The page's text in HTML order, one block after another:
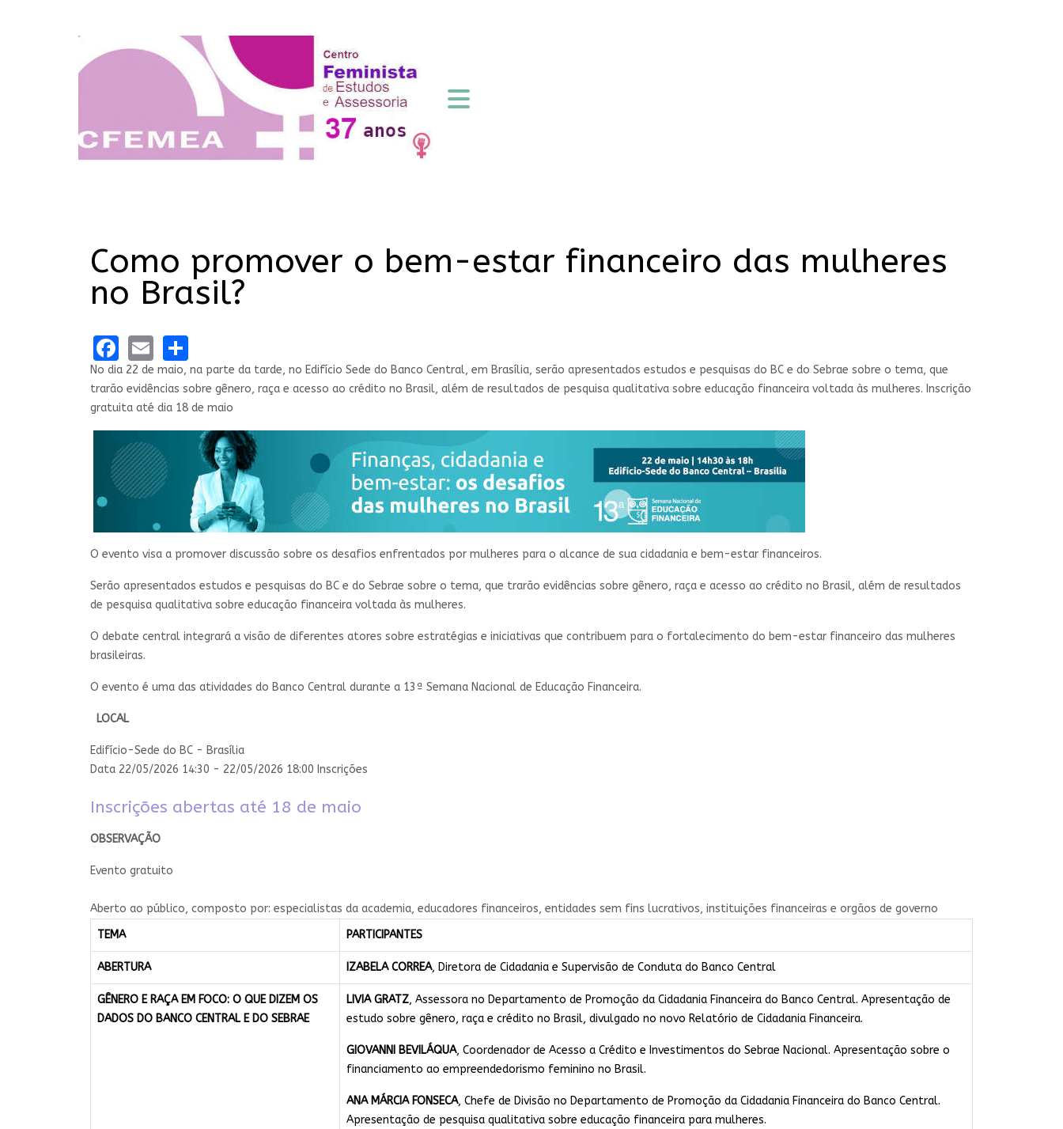
Como promover o bem-estar financeiro das mulheres
no Brasil?
Facebook
Email
No dia 22 de maio, na parte da tarde, no Edifício Sede do Banco Central, em Brasília, serão apresentados​ estudos e pesquisas do BC e do Sebrae sobre o tema, que
trarão evidências sobre gênero, raça e acesso ao crédito no Brasil, além de resultados de pesquisa qualitativa sobre educação financeira voltada às mulheres. Inscrição
gratuita até dia 18 de maio
O evento visa a promover discussão sobre os desafios enfrentados por mulheres para o alcance de sua cidadania e bem-estar financeiros.
Serão apresentados​ estudos e pesquisas do BC e do Sebrae sobre o tema, que trarão evidências sobre gênero, raça e acesso ao crédito no Brasil, além de resultados
de pesquisa qualitativa sobre educação financeira voltada às mulheres.
O debate central integrará a visão de diferentes atores sobre estratégias e iniciativas que contribuem para o fortalecimento do bem-estar financeiro das mulheres
brasileiras.
O evento é uma das atividades do Banco Central durante a 13ª Semana Nacional de Educação Financeira. ​​
LOCAL
Edifício-Sede do BC - Brasília
Data 22/05/2026 14:30 - 22/05/2026 18:00 Inscrições
Inscrições abertas até 18 de maio​
​OBSERVAÇÃO
Evento gratuito​
​A​berto ao público, composto por: especialistas da academia, educadores financeiros, entidades sem fins lucrativos, instituições financeiras e orgãos de governo​
TEMA
PARTICIPANTES
ABERTURA IZABELA CORREA, Diretora de Cidadania e Supervisão de Conduta do Banco Central
GÊNERO E RAÇA EM FOCO: O QUE DIZEM OS
DADOS DO BANCO CENTRAL E DO SEBRAE
LIVIA GRATZ, Assessora no Departamento de Promoção da Cidadania Financeira do Banco Central. Apresentação de
estudo sobre gênero, raça e crédito no Brasil, divulgado no novo Relatório de Cidadania Financeira.
GIOVANNI BEVILÁQUA, Coordenador de Acesso a Crédito e Investimentos do Sebrae Nacional. Apresentação sobre o
financiamento ao empreendedorismo feminino no Brasil.
ANA MÁRCIA FONSECA, Chefe de Divisão no Departamento de Promoção da Cidadania Financeira do Banco Central.
Apresentação de pesquisa qualitativa sobre educação financeira para mulheres.